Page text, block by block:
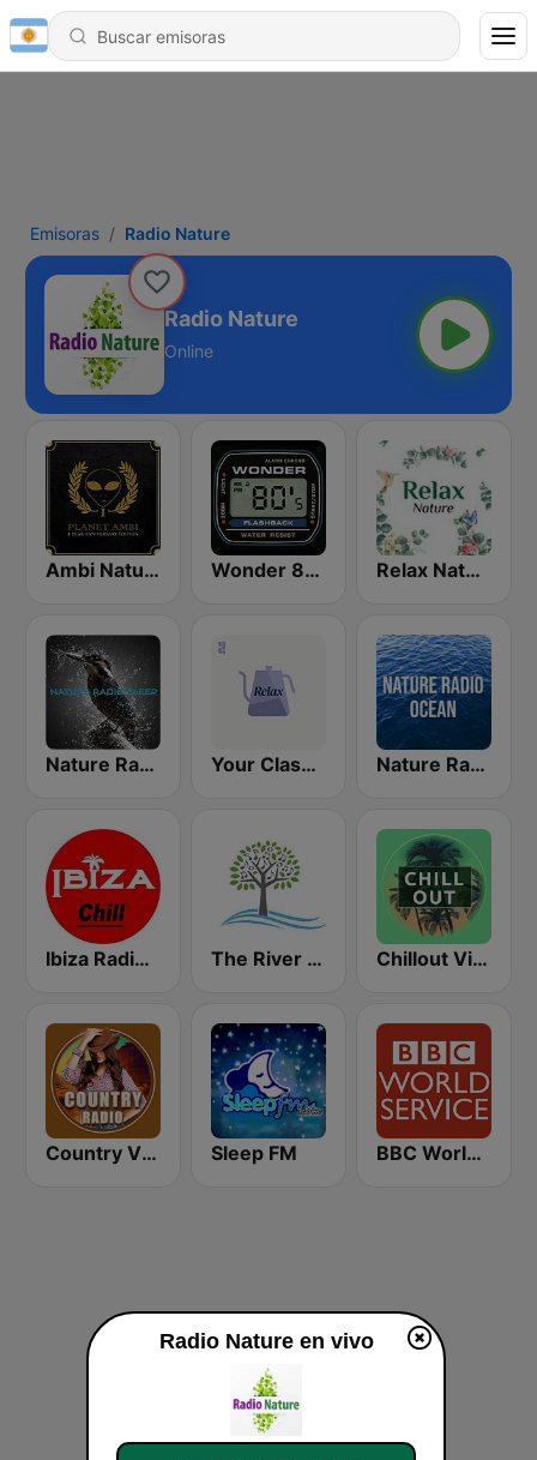
Emisoras Radio Nature
Radio Nature
Online
Ambi Nature Radio Wonder 80's Relax Nature
Nature Radio Sleep Your Classical Relax Nature Radio Ocean
Ibiza Radios - Chill The River of Calm Chillout Vibes
Country Vibes Sleep FM BBC World Service
Radio Nature en vivo